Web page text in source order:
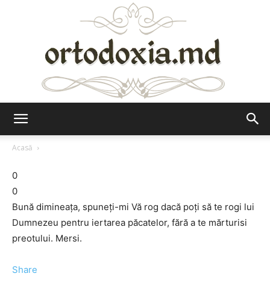
Acasă
0
0
Bună dimineaţa, spuneţi-mi Vă rog dacă poţi să te rogi lui
Dumnezeu pentru iertarea păcatelor, fără a te mărturisi
preotului. Mersi.
Share